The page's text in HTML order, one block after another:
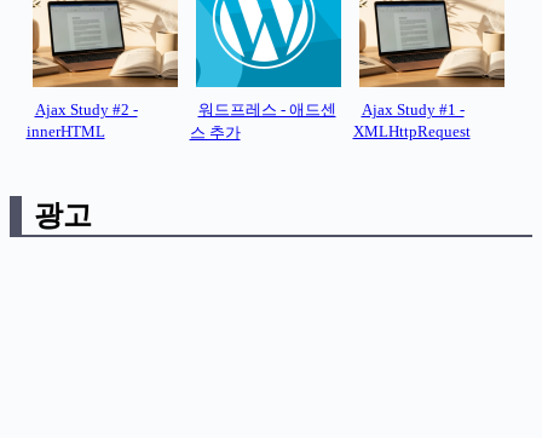
Ajax Study #2 -
innerHTML
워드프레스 - 애드센
스 추가
Ajax Study #1 -
XMLHttpRequest
광고